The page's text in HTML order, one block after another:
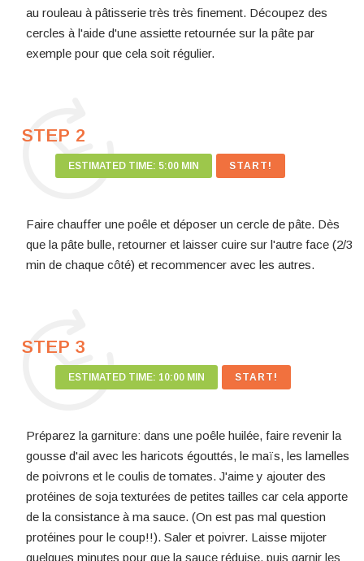
au rouleau à pâtisserie très très finement. Découpez des
cercles à l'aide d'une assiette retournée sur la pâte par
exemple pour que cela soit régulier.
STEP 2
ESTIMATED TIME: 5:00 MIN
Faire chauffer une poêle et déposer un cercle de pâte. Dès
que la pâte bulle, retourner et laisser cuire sur l'autre face (2/3
min de chaque côté) et recommencer avec les autres.
STEP 3
ESTIMATED TIME: 10:00 MIN
Préparez la garniture: dans une poêle huilée, faire revenir la
gousse d'ail avec les haricots égouttés, le maïs, les lamelles
de poivrons et le coulis de tomates. J'aime y ajouter des
protéines de soja texturées de petites tailles car cela apporte
de la consistance à ma sauce. (On est pas mal question
protéines pour le coup!!). Saler et poivrer. Laisse mijoter
quelques minutes pour que la sauce réduise, puis garnir les